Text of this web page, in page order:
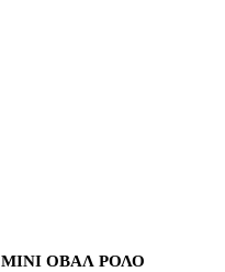
ΜΙΝΙ ΟΒΑΛ ΡΟΛΟ